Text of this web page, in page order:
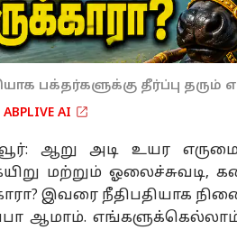
பக்தர்களுக்கு தீர்ப்பு தரும்
ABPLIVE AI
ஆறு அடி உயர
மற்றும் ஓலைச்சுவடி,
இவரை நீதிபதியாக
ஆமாம். எங்களுக்கெல்லாம்